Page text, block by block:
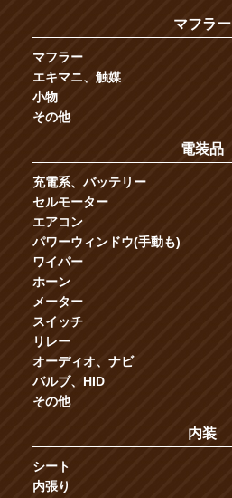
マフラー
マフラー
エキマニ、触媒
小物
その他
電装品
充電系、バッテリー
セルモーター
エアコン
パワーウィンドウ(手動も)
ワイパー
ホーン
メーター
スイッチ
リレー
オーディオ、ナビ
バルブ、HID
その他
内装
シート
内張り